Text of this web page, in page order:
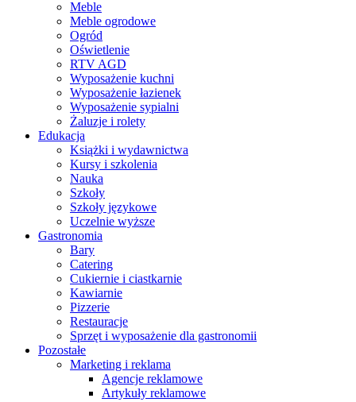
Meble
Meble ogrodowe
Ogród
Oświetlenie
RTV AGD
Wyposażenie kuchni
Wyposażenie łazienek
Wyposażenie sypialni
Żaluzje i rolety
Edukacja
Książki i wydawnictwa
Kursy i szkolenia
Nauka
Szkoły
Szkoły językowe
Uczelnie wyższe
Gastronomia
Bary
Catering
Cukiernie i ciastkarnie
Kawiarnie
Pizzerie
Restauracje
Sprzęt i wyposażenie dla gastronomii
Pozostałe
Marketing i reklama
Agencje reklamowe
Artykuły reklamowe